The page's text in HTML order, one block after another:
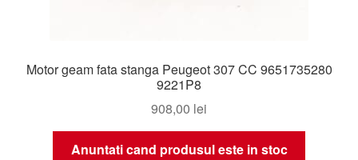
Motor geam fata stanga Peugeot 307 CC 9651735280
9221P8
908,00 lei
Anuntati cand produsul este in stoc